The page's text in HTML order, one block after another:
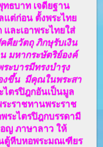
ธบาท เจดียฐาน
แต่ก่อน ตั้งพระไทย
ละเอาพระไทยใส่
คียวัตถุ ภิกษุรับเงิน
มหากระษัตริย์องค์
ะบารมีทรงบำรุง
งขึ้น มีคุณในพระสา
ไตรปิฎกอันเป็นมูล
ะราชทานพระราช
ระไตรปิฎกบรรดามี
ญ ภาษาลาว ให้
ตู้หีบหอพระมณเฑียร